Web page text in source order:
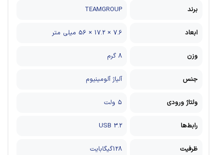
برند TEAMGROUP
ابعاد 7.6 × 17.2 × 56 میلی متر
وزن 8 گرم
جنس آلیاژ آلومینیوم
ولتاژ ورودی ۵ ولت
رابط‌ها USB 3.2
ظرفیت 128گیگابایت